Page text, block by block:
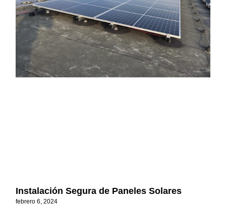
Instalación Segura de Paneles Solares
febrero 6, 2024